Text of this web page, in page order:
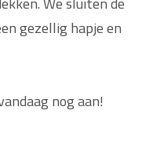
gezellig hapje en
nog aan!